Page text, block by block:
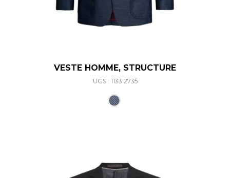
VESTE HOMME, STRUCTURE
UGS : 1133.2735